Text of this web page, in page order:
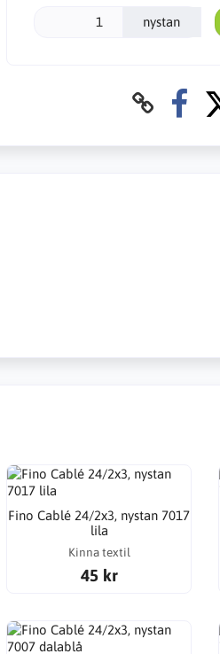
nystan
Fino Cablé 24/2x3, nystan 7017
lila
Kinna textil
45 kr